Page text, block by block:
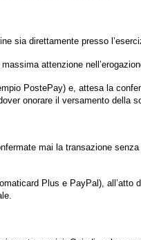
sia direttamente presso
attenzione
PostePay) e, attesa la
onorare il versamento della
mai la transazione
Plus e PayPal), all’atto